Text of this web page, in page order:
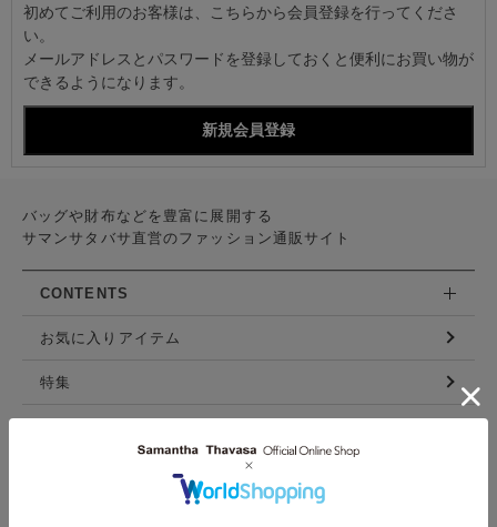
初めてご利用のお客様は、こちらから会員登録を行ってくださ
い。
メールアドレスとパスワードを登録しておくと便利にお買い物が
できるようになります。
バッグや財布などを豊富に展開する
サマンサタバサ直営のファッション通販サイト
CONTENTS
お気に入りアイテム
特集